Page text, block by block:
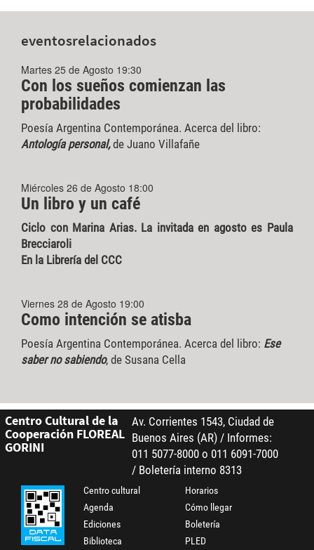
eventosrelacionados
Martes 25 de Agosto 19:30
Con los sueños comienzan las
probabilidades
Poesía Argentina Contemporánea. Acerca del libro:
Antología personal,de Juano Villafañe
Miércoles 26 de Agosto 18:00
Un libro y un café
Ciclo con Marina Arias. La invitada en agosto es Paula
Brecciaroli
En la Librería del CCC
Viernes 28 de Agosto 19:00
Como intención se atisba
Poesía Argentina Contemporánea. Acerca del libro: Ese
saber no sabiendo, de Susana Cella
Centro Cultural de la
Cooperación FLOREAL
GORINI
Av. Corrientes 1543, Ciudad de
Buenos Aires (AR) / Informes:
011 5077-8000 o 011 6091-7000
/ Boletería interno 8313
Centro cultural
Agenda
Ediciones
Biblioteca
Horarios
Cómo llegar
Boletería
PLED